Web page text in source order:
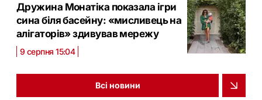
Дружина Монатіка показала ігри
сина біля басейну: «мисливець на
алігаторів» здивував мережу
9 серпня 15:04
Всі новини